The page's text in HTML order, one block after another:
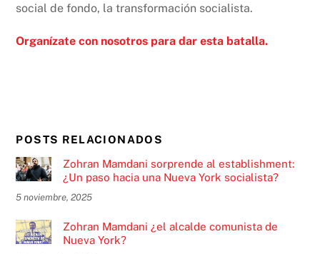
social de fondo, la transformación socialista.
Organízate con nosotros para dar esta batalla.
POSTS RELACIONADOS
Zohran Mamdani sorprende al establishment:
¿Un paso hacia una Nueva York socialista?
5 noviembre, 2025
Zohran Mamdani ¿el alcalde comunista de
Nueva York?